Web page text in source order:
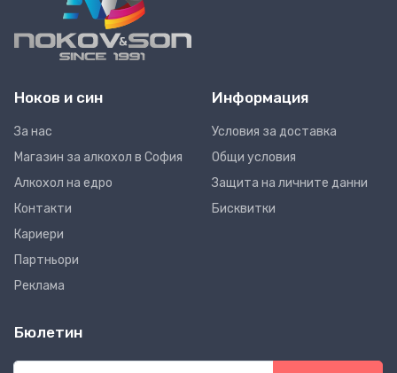
Ноков и син
За нас
Магазин за алкохол в София
Алкохол на едро
Контакти
Кариери
Партньори
Реклама
Информация
Условия за доставка
Общи условия
Защита на личните данни
Бисквитки
Бюлетин